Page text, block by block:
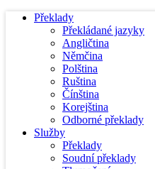
Překlady
Překládané jazyky
Angličtina
Němčina
Polština
Ruština
Čínština
Korejština
Odborné překlady
Služby
Překlady
Soudní překlady